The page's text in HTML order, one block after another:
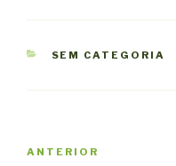
CATEGORIAS
SEM CATEGORIA
Conteúdo
ANTERIOR